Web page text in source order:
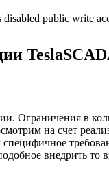
public write
Ограничения в
на счет
внедрить то